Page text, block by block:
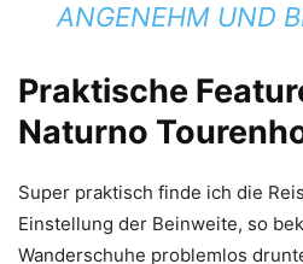
NGENEHM UND
Praktische
Naturno
Super praktisch finde ich die
Einstellung der Beinweite, so
Wanderschuhe problemlos